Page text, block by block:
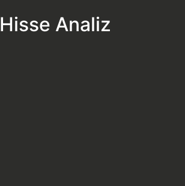
Hisse Analiz